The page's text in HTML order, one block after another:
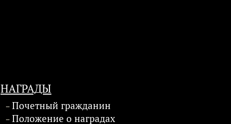
НАГРАДЫ
Почетный гражданин
Положение о наградах